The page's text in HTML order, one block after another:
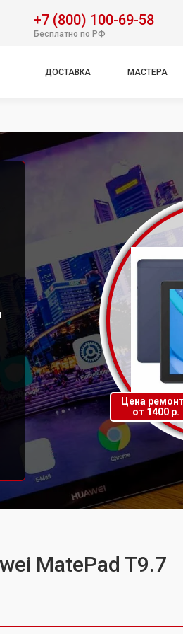
+7 (800) 100-69-58
Бесплатно по РФ
ДОСТАВКА МАСТЕРА
Цена
от 1400 р.
MatePad T9.7